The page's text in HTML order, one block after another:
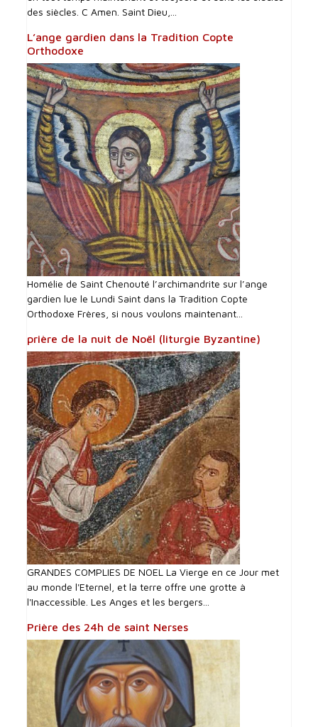
des siècles. C Amen. Saint Dieu,...
L’ange gardien dans la Tradition Copte
Orthodoxe
Homélie de Saint Chenouté l’archimandrite sur l’ange
gardien lue le Lundi Saint dans la Tradition Copte
Orthodoxe Frères, si nous voulons maintenant...
prière de la nuit de Noël (liturgie Byzantine)
GRANDES COMPLIES DE NOEL La Vierge en ce Jour met
au monde l'Eternel, et la terre offre une grotte à
l'Inaccessible. Les Anges et les bergers...
Prière des 24h de saint Nerses